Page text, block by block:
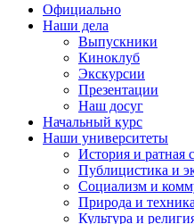
Официально
Наши дела
Выпускники
Киноклуб
Экскурсии
Презентации
Наш досуг
Начальный курс
Наши университеты
История и ратная
Публицистика и
Социализм и
Природа и техника
Культура и